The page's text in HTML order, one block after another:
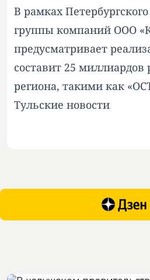
В рамках
группы компаний ООО
предусматривает
составит 25
региона, такими как
Тульские новости